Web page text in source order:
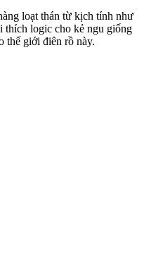
loạt thán từ kịch tính như
logic cho kẻ ngu giống
thế giới điên rồ này.